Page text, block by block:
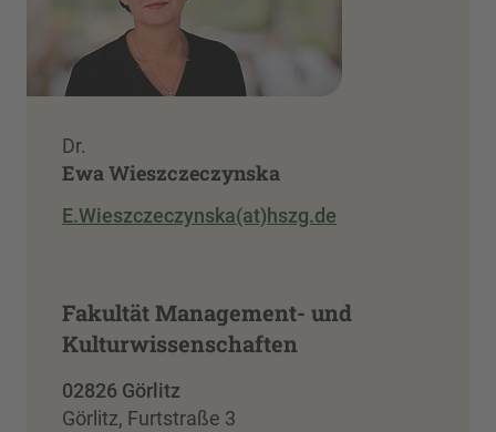
Dr.
Ewa Wieszczeczynska
E.Wieszczeczynska(at)hszg.de
Fakultät Management- und
Kulturwissenschaften
02826 Görlitz
Görlitz, Furtstraße 3